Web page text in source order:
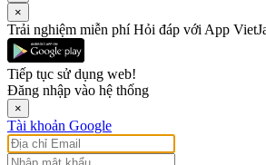
×
Trải nghiệm miễn phí Hỏi đáp với App
Tiếp tục sử dụng web!
Đăng nhập vào hệ thống
×
Tài khoản Google